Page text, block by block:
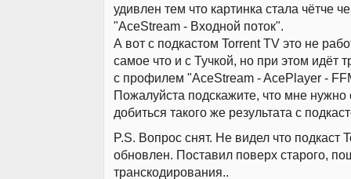
удивлен тем что картинка стала чётче
"AceStream - Входной поток".
А вот с подкастом Torrent TV это не
самое что и с Тучкой, но при этом идёт
с профилем "AceStream - AcePlayer -
Пожалуйста подскажите, что мне нужно
добиться такого же результата с
P.S. Вопрос снят. Не видел что подкаст
обновлен. Поставил поверх старого,
транскодирования..